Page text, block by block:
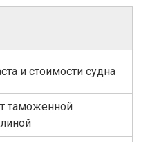
и стоимости судна
таможенной